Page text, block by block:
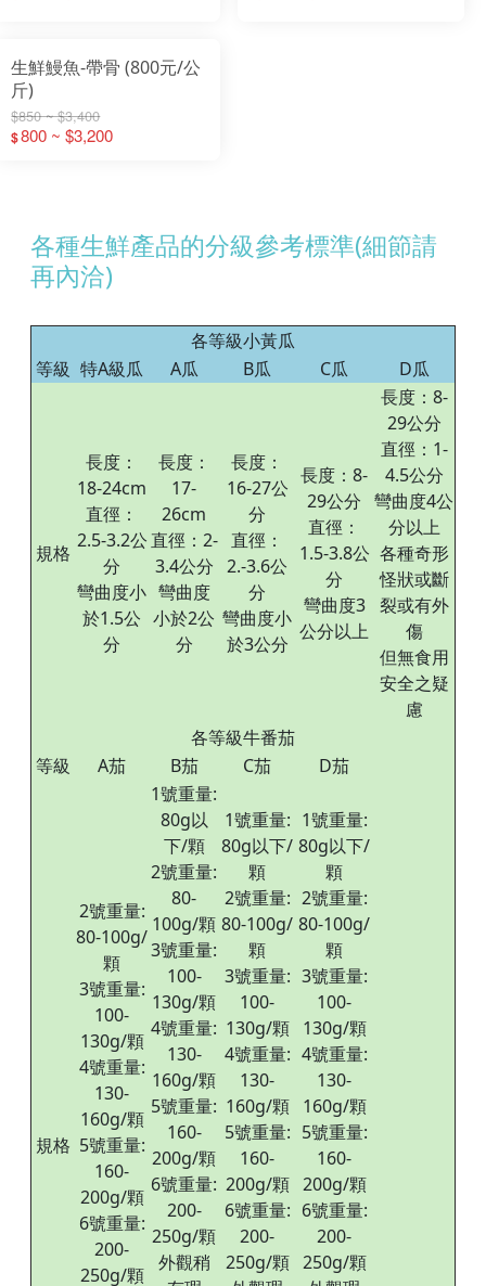
生鮮鰻魚-帶骨 (800元/公
斤)
$850 ~ $3,400
$800 ~ $3,200
各種生鮮產品的分級參考標準(細節請
再內洽)
各等級小黃瓜
等級 特A級瓜 A瓜 B瓜 C瓜 D瓜
規格
長度：
18-24cm
直徑：
2.5-3.2公
分
彎曲度小
於1.5公
分
長度：
17-
26cm
直徑：2-
3.4公分
彎曲度
小於2公
分
長度：
16-27公
分
直徑：
2.-3.6公
分
彎曲度小
於3公分
長度：8-
29公分
直徑：
1.5-3.8公
分
彎曲度3
公分以上
長度：8-
29公分
直徑：1-
4.5公分
彎曲度4公
分以上
各種奇形
怪狀或斷
裂或有外
傷
但無食用
安全之疑
慮
各等級牛番茄
等級
A茄 B茄 C茄 D茄
規格
2號重量:
80-100g/
顆
3號重量:
100-
130g/顆
4號重量:
130-
160g/顆
5號重量:
160-
200g/顆
6號重量:
200-
250g/顆
1號重量:
80g以
下/顆
2號重量:
80-
100g/顆
3號重量:
100-
130g/顆
4號重量:
130-
160g/顆
5號重量:
160-
200g/顆
6號重量:
200-
250g/顆
外觀稍
1號重量:
80g以下/
顆
2號重量:
80-100g/
顆
3號重量:
100-
130g/顆
4號重量:
130-
160g/顆
5號重量:
160-
200g/顆
6號重量:
200-
250g/顆
1號重量:
80g以下/
顆
2號重量:
80-100g/
顆
3號重量:
100-
130g/顆
4號重量:
130-
160g/顆
5號重量:
160-
200g/顆
6號重量:
200-
250g/顆